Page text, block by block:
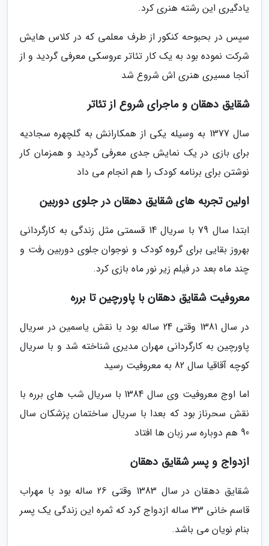
یادگیری این رشته هنری کرد.
سپس در بحبوحه کنکور از طرف معلمی که در کلاس هایش
شرکت نموده بود به یک کار تئاتر عروسکی معرفی گردید و از
آنجا مسیری هنری اش شروع شد
شقایق دهقان و ماجرای شروع از تئاتر
سال 1377 به وسیله یکی از همکارانش به گلچهره سجادیه
برای بازی در یک نمایش جدی معرفی گردید و همزمان کار
نوشتن برای برنامه کودک را هم انجام می داد
اولین تجربه های شقایق دهقان در جلوی دوربین
ابتدا سال 79 با سریال 14 قسمتی مثل زندگی به کارگردانی
بهروز بقایی برای گروه کودک و نوجوان جلوی دوربین رفت و
چند ماه بعد در فیلم زیر نور ماه بازی کرد.
معروفیت شقایق دهقان با پاورچین تا برره
در سال 1381 وقتی 24 ساله بود با نقش یاسمین در سریال
پاورچین به کارگردانی مهران مدیری شناخته شد و با سریال
کوچه آقاقیا سال 82 به معروفیت رسید
اما اوج معروفیت وی سال 1384 با سریال شب های برره با
نقش سحرناز بود که بعدا با سریال ساختمان پزشکان سال
90 هم دوباره سر زبان ها افتاد
ازدواج و پسر شقایق دهقان
شقایق دهقان در سال 1383 وقتی 26 ساله بود با مهراب
قاسم خانی 33 ساله ازدواج کرد که ثمره این زندگی یک پسر
بنام نویان می باشد.